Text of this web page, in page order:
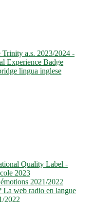
Trinity a.s. 2023/2024 -
Experience Badge
lingua inglese
Quality Label -
2023
2021/2022
La web radio en langue
2022